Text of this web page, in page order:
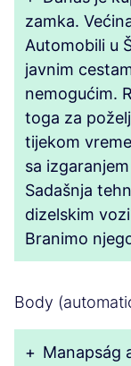
zamka.
Automobili u
javnim
nemogućim.
toga za
tijekom
sa
Sadašnja
dizelskim
Branimo
Body
+ Manapság